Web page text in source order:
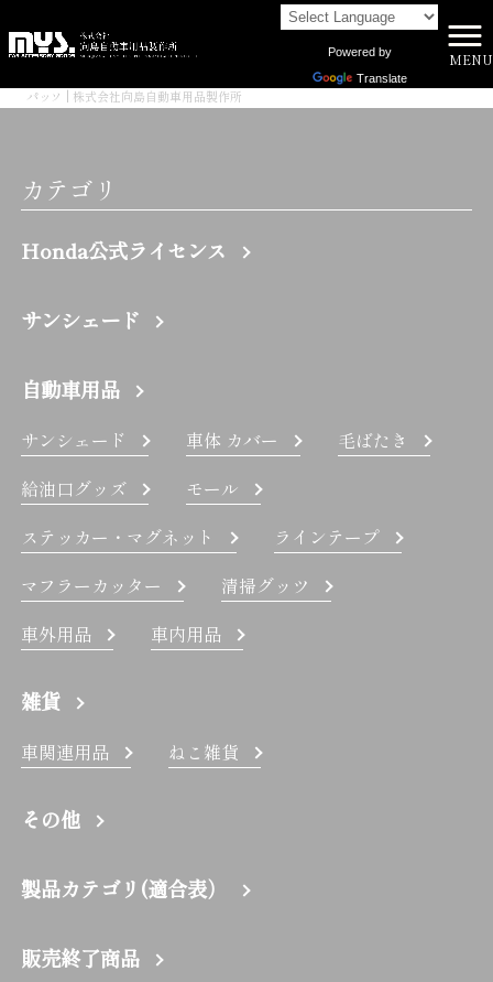
Powered by
Translate
MENU
パッソ | 株式会社向島自動車用品製作所
カテゴリ
Honda公式ライセンス
サンシェード
自動車用品
サンシェード 車体 カバー
毛ばたき
給油口グッズ
モール
ステッカー・マグネット
ラインテープ
マフラーカッター
清掃グッツ
車外用品
車内用品
雑貨
車関連用品 ねこ雑貨
その他
製品カテゴリ(適合表）
販売終了商品